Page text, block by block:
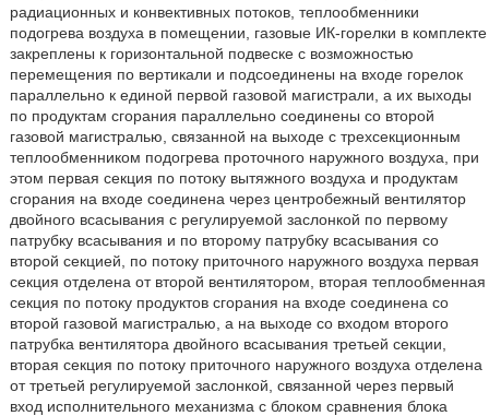
радиационных и конвективных потоков, теплообменники
подогрева воздуха в помещении, газовые ИК-горелки в комплекте
закреплены к горизонтальной подвеске с возможностью
перемещения по вертикали и подсоединены на входе горелок
параллельно к единой первой газовой магистрали, а их выходы
по продуктам сгорания параллельно соединены со второй
газовой магистралью, связанной на выходе с трехсекционным
теплообменником подогрева проточного наружного воздуха, при
этом первая секция по потоку вытяжного воздуха и продуктам
сгорания на входе соединена через центробежный вентилятор
двойного всасывания с регулируемой заслонкой по первому
патрубку всасывания и по второму патрубку всасывания со
второй секцией, по потоку приточного наружного воздуха первая
секция отделена от второй вентилятором, вторая теплообменная
секция по потоку продуктов сгорания на входе соединена со
второй газовой магистралью, а на выходе со входом второго
патрубка вентилятора двойного всасывания третьей секции,
вторая секция по потоку приточного наружного воздуха отделена
от третьей регулируемой заслонкой, связанной через первый
вход исполнительного механизма с блоком сравнения блока